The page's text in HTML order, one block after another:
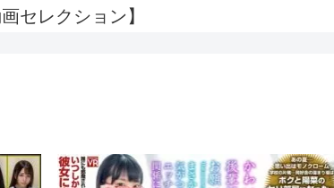
画セレクション】